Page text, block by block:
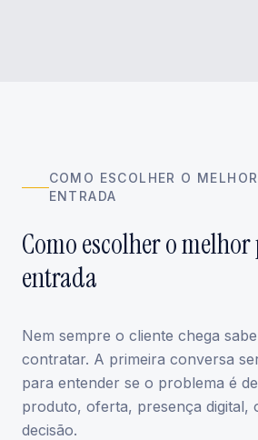
COMO ESCOLHER O
ENTRADA
Como escolher o
entrada
Nem sempre o cliente chega
contratar. A primeira conversa
para entender se o problema é
produto, oferta, presença digital,
decisão.